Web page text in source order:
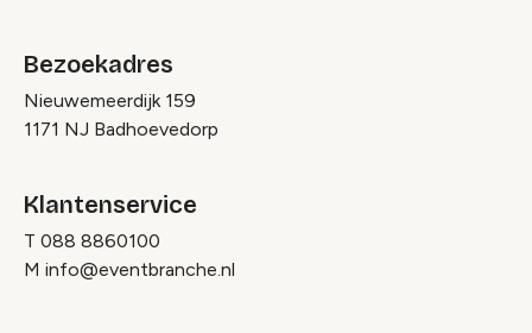
Bezoekadres
Nieuwemeerdijk 159
1171 NJ Badhoevedorp
Klantenservice
T 088 8860100
M info@eventbranche.nl